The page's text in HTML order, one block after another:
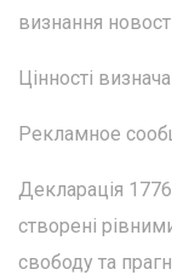
визнання
Цінності
Рекламное
Декларація
створені
свободу та